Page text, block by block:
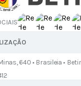
640 • Brasileia •